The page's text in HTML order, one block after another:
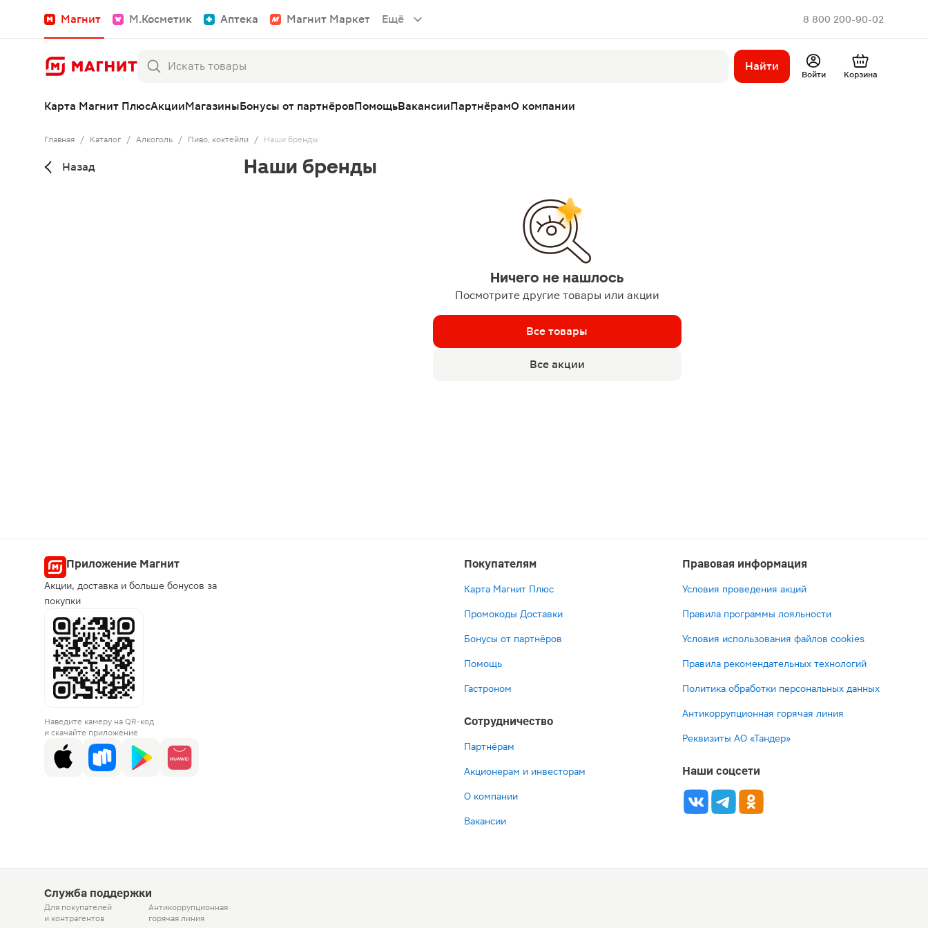
Магнит М.Косметик Аптека Магнит Маркет Ещё 8 800 200-90-02
Найти
Войти Корзина
Карта Магнит ПлюсАкцииМагазиныБонусы от партнёровПомощьВакансииПартнёрамО компании
Главная / Каталог / Алкоголь / Пиво, коктейли / Наши бренды
Назад Наши бренды
Ничего не нашлось
Посмотрите другие товары или акции
Все товары
Все акции
Приложение Магнит
Акции, доставка и больше бонусов за
покупки
Наведите камеру на QR-код
и скачайте приложение
Покупателям
Карта Магнит Плюс
Промокоды Доставки
Бонусы от партнёров
Помощь
Гастроном
Сотрудничество
Партнёрам
Акционерам и инвесторам
О компании
Вакансии
Правовая информация
Условия проведения акций
Правила программы лояльности
Условия использования файлов cookies
Правила рекомендательных технологий
Политика обработки персональных данных
Антикоррупционная горячая линия
Реквизиты АО «Тандер»
Наши соцсети
Служба поддержки
Для покупателей
и контрагентов
Антикоррупционная
горячая линия